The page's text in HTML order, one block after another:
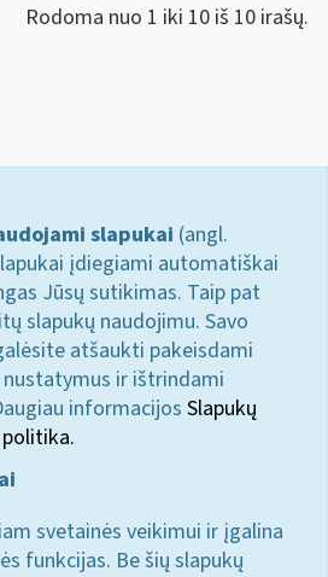
Rodoma nuo 1 iki 10 iš 10 irašų.
slapukai (angl.
įdiegiami automatiškai
Jūsų sutikimas. Taip pat
slapukų naudojimu. Savo
atšaukti pakeisdami
ir ištrindami
informacijos Slapukų
svetainės veikimui ir įgalina
funkcijas. Be šių slapukų